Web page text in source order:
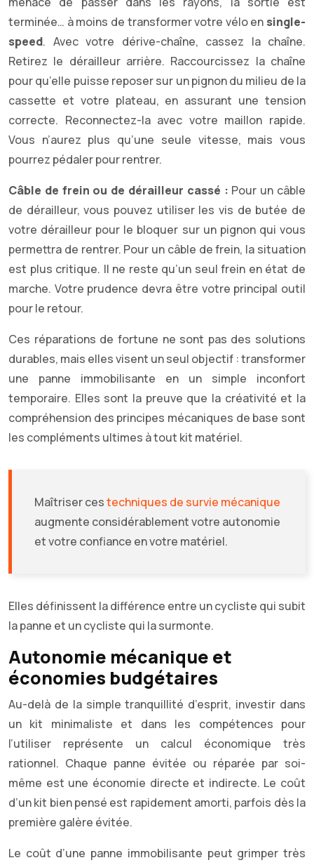
terminée… à moins de transformer votre vélo en single-
speed. Avec votre dérive-chaîne, cassez la chaîne.
Retirez le dérailleur arrière. Raccourcissez la chaîne
pour qu’elle puisse reposer sur un pignon du milieu de la
cassette et votre plateau, en assurant une tension
correcte. Reconnectez-la avec votre maillon rapide.
Vous n’aurez plus qu’une seule vitesse, mais vous
pourrez pédaler pour rentrer.
Câble de frein ou de dérailleur cassé : Pour un câble
de dérailleur, vous pouvez utiliser les vis de butée de
votre dérailleur pour le bloquer sur un pignon qui vous
permettra de rentrer. Pour un câble de frein, la situation
est plus critique. Il ne reste qu’un seul frein en état de
marche. Votre prudence devra être votre principal outil
pour le retour.
Ces réparations de fortune ne sont pas des solutions
durables, mais elles visent un seul objectif : transformer
une panne immobilisante en un simple inconfort
temporaire. Elles sont la preuve que la créativité et la
compréhension des principes mécaniques de base sont
les compléments ultimes à tout kit matériel.
Maîtriser cestechniques de survie mécanique
augmente considérablement votre autonomie
et votre confiance en votre matériel.
Elles définissent la différence entre un cycliste qui subit
la panne et un cycliste qui la surmonte.
Autonomie mécanique et
économies budgétaires
Au-delà de la simple tranquillité d’esprit, investir dans
un kit minimaliste et dans les compétences pour
l’utiliser représente un calcul économique très
rationnel. Chaque panne évitée ou réparée par soi-
même est une économie directe et indirecte. Le coût
d’un kit bien pensé est rapidement amorti, parfois dès la
première galère évitée.
Le coût d’une panne immobilisante peut grimper très